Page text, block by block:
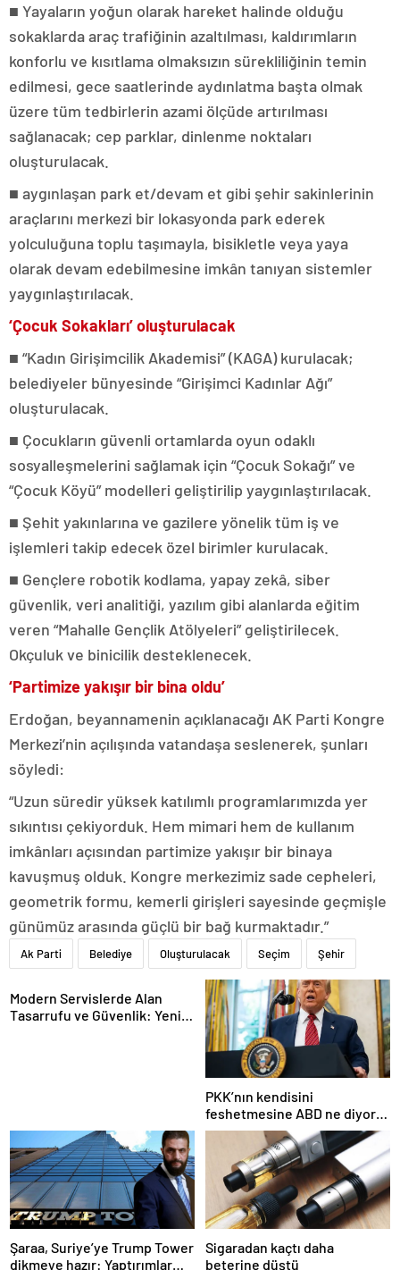
■ Yayaların yoğun olarak hareket halinde olduğu
sokaklarda araç trafiğinin azaltılması, kaldırımların
konforlu ve kısıtlama olmaksızın sürekliliğinin temin
edilmesi, gece saatlerinde aydınlatma başta olmak
üzere tüm tedbirlerin azami ölçüde artırılması
sağlanacak; cep parklar, dinlenme noktaları
oluşturulacak.
■ aygınlaşan park et/devam et gibi şehir sakinlerinin
araçlarını merkezi bir lokasyonda park ederek
yolculuğuna toplu taşımayla, bisikletle veya yaya
olarak devam edebilmesine imkân tanıyan sistemler
yaygınlaştırılacak.
‘Çocuk Sokakları’ oluşturulacak
■ “Kadın Girişimcilik Akademisi” (KAGA) kurulacak;
belediyeler bünyesinde “Girişimci Kadınlar Ağı”
oluşturulacak.
■ Çocukların güvenli ortamlarda oyun odaklı
sosyalleşmelerini sağlamak için “Çocuk Sokağı” ve
“Çocuk Köyü” modelleri geliştirilip yaygınlaştırılacak.
■ Şehit yakınlarına ve gazilere yönelik tüm iş ve
işlemleri takip edecek özel birimler kurulacak.
■ Gençlere robotik kodlama, yapay zekâ, siber
güvenlik, veri analitiği, yazılım gibi alanlarda eğitim
veren “Mahalle Gençlik Atölyeleri” geliştirilecek.
Okçuluk ve binicilik desteklenecek.
‘Partimize yakışır bir bina oldu’
Erdoğan, beyannamenin açıklanacağı AK Parti Kongre
Merkezi’nin açılışında vatandaşa seslenerek, şunları
söyledi:
“Uzun süredir yüksek katılımlı programlarımızda yer
sıkıntısı çekiyorduk. Hem mimari hem de kullanım
imkânları açısından partimize yakışır bir binaya
kavuşmuş olduk. Kongre merkezimiz sade cepheleri,
geometrik formu, kemerli girişleri sayesinde geçmişle
günümüz arasında güçlü bir bağ kurmaktadır.”
Ak Parti Belediye Oluşturulacak Seçim Şehir
Modern Servislerde Alan
Tasarrufu ve Güvenlik: Yeni
PKK’nın kendisini
feshetmesine ABD ne diyor?
İlk açıklama
Şaraa, Suriye’ye Trump Tower
dikmeye hazır: Yaptırımlar
Sigaradan kaçtı daha
beterine düştü